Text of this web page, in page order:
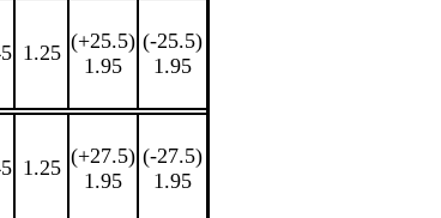
1.25 (+25.5)
1.95
(-25.5)
1.95
1.25 (+27.5)
1.95
(-27.5)
1.95